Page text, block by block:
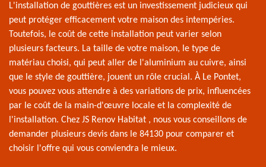
L'installation de gouttières est un investissement judicieux qui
peut protéger efficacement votre maison des intempéries.
Toutefois, le coût de cette installation peut varier selon
plusieurs facteurs. La taille de votre maison, le type de
matériau choisi, qui peut aller de l'aluminium au cuivre, ainsi
que le style de gouttière, jouent un rôle crucial. À Le Pontet,
vous pouvez vous attendre à des variations de prix, influencées
par le coût de la main-d'œuvre locale et la complexité de
l'installation. Chez JS Renov Habitat , nous vous conseillons de
demander plusieurs devis dans le 84130 pour comparer et
choisir l'offre qui vous conviendra le mieux.